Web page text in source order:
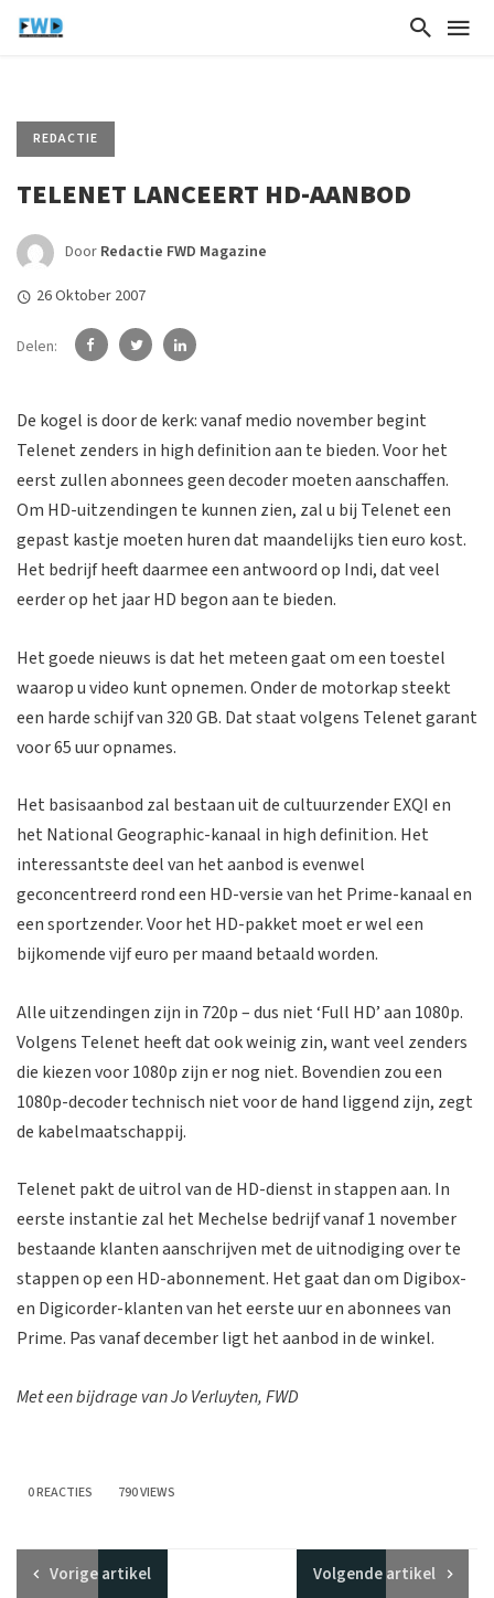
REDACTIE
TELENET LANCEERT HD-AANBOD
Door Redactie FWD Magazine
26 Oktober 2007
Delen:
De kogel is door de kerk: vanaf medio november begint
Telenet zenders in high definition aan te bieden. Voor het
eerst zullen abonnees geen decoder moeten aanschaffen.
Om HD-uitzendingen te kunnen zien, zal u bij Telenet een
gepast kastje moeten huren dat maandelijks tien euro kost.
Het bedrijf heeft daarmee een antwoord op Indi, dat veel
eerder op het jaar HD begon aan te bieden.
Het goede nieuws is dat het meteen gaat om een toestel
waarop u video kunt opnemen. Onder de motorkap steekt
een harde schijf van 320 GB. Dat staat volgens Telenet garant
voor 65 uur opnames.
Het basisaanbod zal bestaan uit de cultuurzender EXQI en
het National Geographic-kanaal in high definition. Het
interessantste deel van het aanbod is evenwel
geconcentreerd rond een HD-versie van het Prime-kanaal en
een sportzender. Voor het HD-pakket moet er wel een
bijkomende vijf euro per maand betaald worden.
Alle uitzendingen zijn in 720p – dus niet ‘Full HD’ aan 1080p.
Volgens Telenet heeft dat ook weinig zin, want veel zenders
die kiezen voor 1080p zijn er nog niet. Bovendien zou een
1080p-decoder technisch niet voor de hand liggend zijn, zegt
de kabelmaatschappij.
Telenet pakt de uitrol van de HD-dienst in stappen aan. In
eerste instantie zal het Mechelse bedrijf vanaf 1 november
bestaande klanten aanschrijven met de uitnodiging over te
stappen op een HD-abonnement. Het gaat dan om Digibox-
en Digicorder-klanten van het eerste uur en abonnees van
Prime. Pas vanaf december ligt het aanbod in de winkel.
Met een bijdrage van Jo Verluyten, FWD
0 REACTIES 790 VIEWS
Vorigeartikel Volgendeartikel